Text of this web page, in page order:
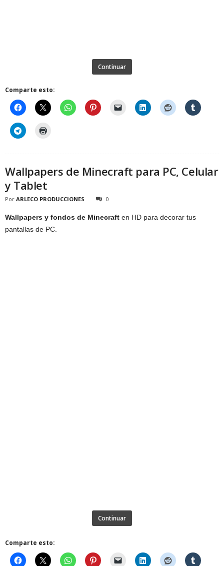
Continuar
Comparte esto:
Wallpapers de Minecraft para PC, Celular
y Tablet
Por ARLECO PRODUCCIONES 0
Wallpapers y fondos de Minecraft en HD para decorar tus
pantallas de PC.
Continuar
Comparte esto: